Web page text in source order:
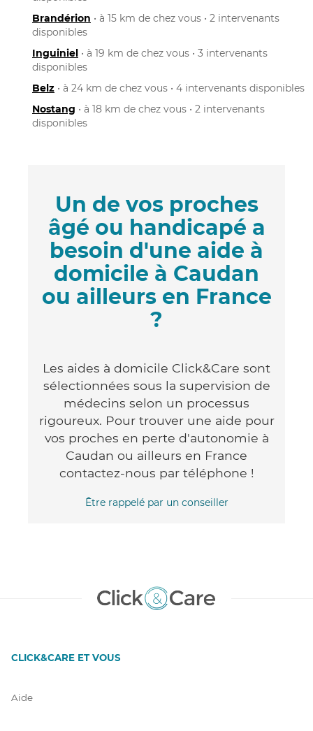
Brandérion • à 15 km de chez vous • 2 intervenants
disponibles
Inguiniel • à 19 km de chez vous • 3 intervenants
disponibles
Belz • à 24 km de chez vous • 4 intervenants disponibles
Nostang • à 18 km de chez vous • 2 intervenants
disponibles
Un de vos proches
âgé ou handicapé a
besoin d'une aide à
domicile à Caudan
ou ailleurs en France
?
Les aides à domicile Click&Care sont
sélectionnées sous la supervision de
médecins selon un processus
rigoureux. Pour trouver une aide pour
vos proches en perte d'autonomie à
Caudan ou ailleurs en France
contactez-nous par téléphone !
Être rappelé par un conseiller
CLICK&CARE ET VOUS
Aide